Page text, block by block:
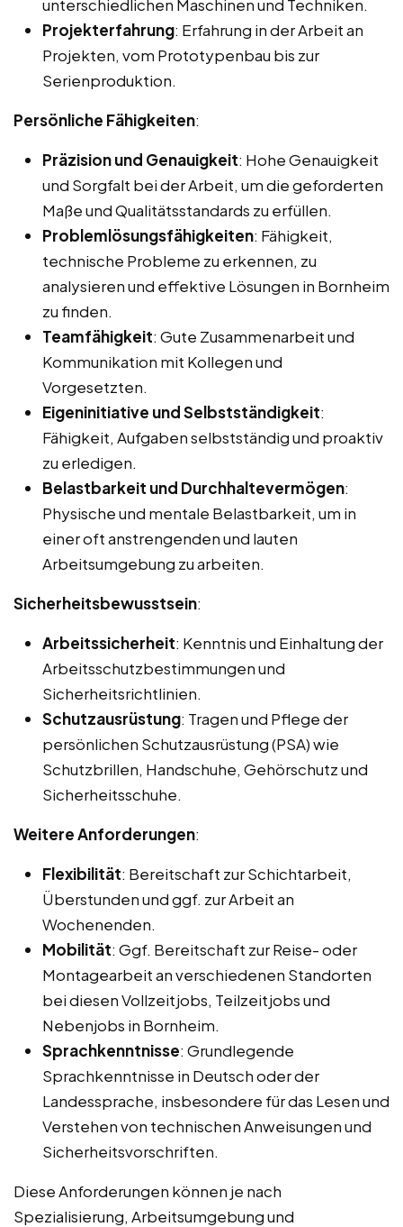
unterschiedlichen Maschinen und Techniken.
Projekterfahrung: Erfahrung in der Arbeit an
Projekten, vom Prototypenbau bis zur
Serienproduktion.
Persönliche Fähigkeiten:
Präzision und Genauigkeit: Hohe Genauigkeit
und Sorgfalt bei der Arbeit, um die geforderten
Maße und Qualitätsstandards zu erfüllen.
Problemlösungsfähigkeiten: Fähigkeit,
technische Probleme zu erkennen, zu
analysieren und effektive Lösungen in Bornheim
zu finden.
Teamfähigkeit: Gute Zusammenarbeit und
Kommunikation mit Kollegen und
Vorgesetzten.
Eigeninitiative und Selbstständigkeit:
Fähigkeit, Aufgaben selbstständig und proaktiv
zu erledigen.
Belastbarkeit und Durchhaltevermögen:
Physische und mentale Belastbarkeit, um in
einer oft anstrengenden und lauten
Arbeitsumgebung zu arbeiten.
Sicherheitsbewusstsein:
Arbeitssicherheit: Kenntnis und Einhaltung der
Arbeitsschutzbestimmungen und
Sicherheitsrichtlinien.
Schutzausrüstung: Tragen und Pflege der
persönlichen Schutzausrüstung (PSA) wie
Schutzbrillen, Handschuhe, Gehörschutz und
Sicherheitsschuhe.
Weitere Anforderungen:
Flexibilität: Bereitschaft zur Schichtarbeit,
Überstunden und ggf. zur Arbeit an
Wochenenden.
Mobilität: Ggf. Bereitschaft zur Reise- oder
Montagearbeit an verschiedenen Standorten
bei diesen Vollzeitjobs, Teilzeitjobs und
Nebenjobs in Bornheim.
Sprachkenntnisse: Grundlegende
Sprachkenntnisse in Deutsch oder der
Landessprache, insbesondere für das Lesen und
Verstehen von technischen Anweisungen und
Sicherheitsvorschriften.
Diese Anforderungen können je nach
Spezialisierung, Arbeitsumgebung und